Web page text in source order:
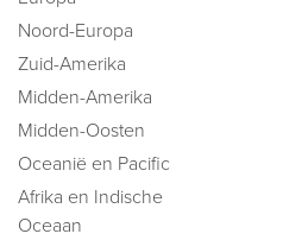
Noord-Europa
Zuid-Amerika
Midden-Amerika
Midden-Oosten
Oceanië en Pacific
Afrika en Indische
Oceaan